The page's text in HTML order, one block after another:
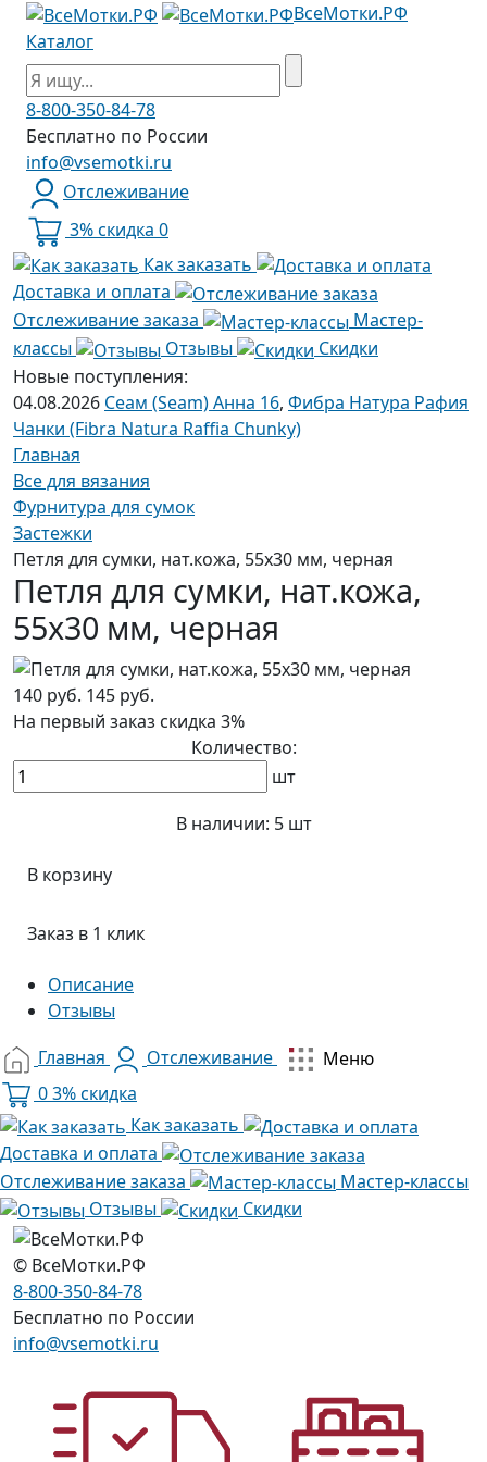
ВсеМотки.РФ
Каталог
8-800-350-84-78
Бесплатно по России
info@vsemotki.ru
Отслеживание
3% скидка 0
Как заказать
Доставка и оплата
Отслеживание заказа
Мастер-
классы
Отзывы
Скидки
Новые поступления:
04.08.2026 Сеам (Seam) Анна 16, Фибра Натура Рафия
Чанки (Fibra Natura Raffia Chunky)
Главная
Все для вязания
Фурнитура для сумок
Застежки
Петля для сумки, нат.кожа, 55х30 мм, черная
Петля для сумки, нат.кожа,
55х30 мм, черная
140 руб. 145 руб.
На первый заказ скидка 3%
Количество:
шт
В наличии: 5 шт
В корзину
Заказ в 1 клик
Описание
Отзывы
Главная
Отслеживание
Меню
03% скидка
Как заказать
Доставка и оплата
Отслеживание заказа
Мастер-классы
Отзывы
Скидки
© ВсеМотки.РФ
8-800-350-84-78
Бесплатно по России
info@vsemotki.ru